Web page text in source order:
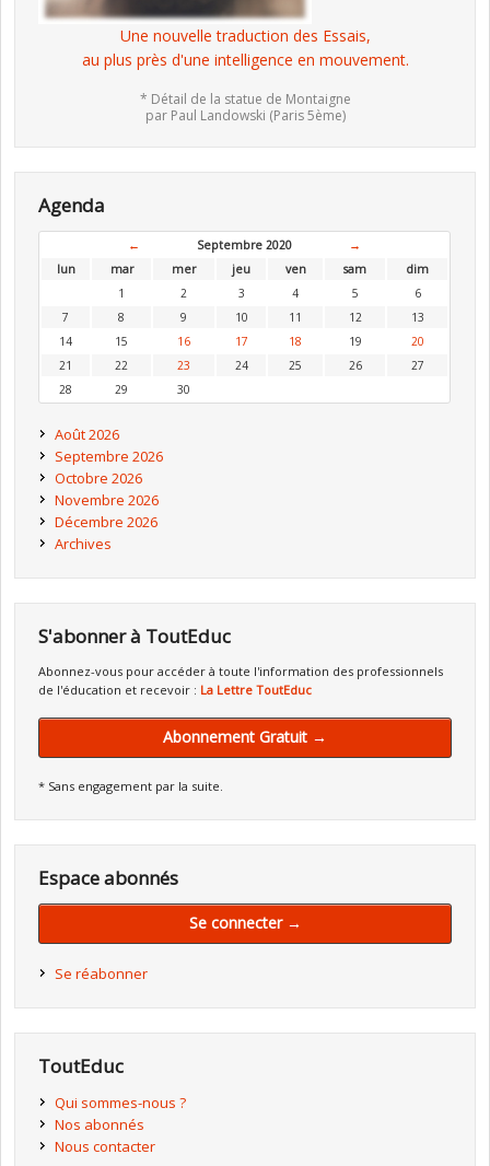
Une nouvelle traduction des Essais,
au plus près d'une intelligence en mouvement.
* Détail de la statue de Montaigne
par Paul Landowski (Paris 5ème)
Agenda
← Septembre 2020
→
lun
mar mer jeu ven sam
dim
1
2 3 4 5
6
7
8 9 10 11 12
13
14
15 16 17 18 19
20
21
22 23 24 25 26
27
28
29 30
Août 2026
Septembre 2026
Octobre 2026
Novembre 2026
Décembre 2026
Archives
S'abonner à ToutEduc
Abonnez-vous pour accéder à toute l'information des professionnels
de l'éducation et recevoir : La Lettre ToutEduc
Abonnement Gratuit →
* Sans engagement par la suite.
Espace abonnés
Se connecter →
Se réabonner
ToutEduc
Qui sommes-nous ?
Nos abonnés
Nous contacter